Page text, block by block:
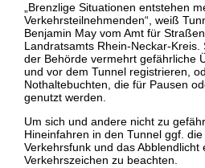
„Brenzlige Situationen entstehen
Verkehrsteilnehmenden“, weiß
Benjamin May vom Amt für
Landratsamts Rhein-Neckar-
der Behörde vermehrt gefährliche
und vor dem Tunnel registrieren,
Nothaltebuchten, die für Pausen
genutzt werden.
Um sich und andere nicht zu
Hineinfahren in den Tunnel ggf.
Verkehrsfunk und das
Verkehrszeichen zu beachten.